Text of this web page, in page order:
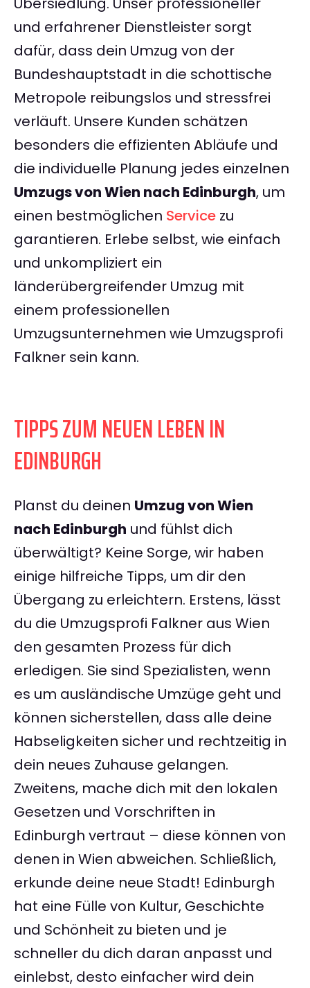
und erfahrener Dienstleister sorgt
dafür, dass dein Umzug von der
Bundeshauptstadt in die schottische
Metropole reibungslos und stressfrei
verläuft. Unsere Kunden schätzen
besonders die effizienten Abläufe und
die individuelle Planung jedes einzelnen
Umzugs von Wien nach Edinburgh, um
einen bestmöglichen Service zu
garantieren. Erlebe selbst, wie einfach
und unkompliziert ein
länderübergreifender Umzug mit
einem professionellen
Umzugsunternehmen wie Umzugsprofi
Falkner sein kann.
TIPPS ZUM NEUEN LEBEN IN
EDINBURGH
Planst du deinen Umzug von Wien
nach Edinburgh und fühlst dich
überwältigt? Keine Sorge, wir haben
einige hilfreiche Tipps, um dir den
Übergang zu erleichtern. Erstens, lässt
du die Umzugsprofi Falkner aus Wien
den gesamten Prozess für dich
erledigen. Sie sind Spezialisten, wenn
es um ausländische Umzüge geht und
können sicherstellen, dass alle deine
Habseligkeiten sicher und rechtzeitig in
dein neues Zuhause gelangen.
Zweitens, mache dich mit den lokalen
Gesetzen und Vorschriften in
Edinburgh vertraut – diese können von
denen in Wien abweichen. Schließlich,
erkunde deine neue Stadt! Edinburgh
hat eine Fülle von Kultur, Geschichte
und Schönheit zu bieten und je
schneller du dich daran anpasst und
einlebst, desto einfacher wird dein